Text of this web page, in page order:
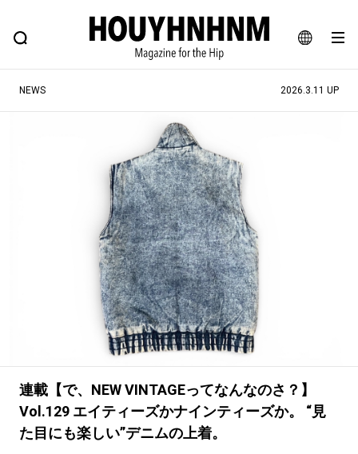
JA
EN
FEATURE BLOG SNAP
ヒップなファッション、カルチャー、ライフスタイルWEBマガジン
#SHOPPING ADDICT #憧れの逸品
#ESSENTIAL DESIGNS #古着サミット
#NEW VINTAGE #マイナーグッド図鑑
#路地裏てぃーん。 #MONTHLY JOURNAL
#GH 銘品の所以 #フイナムのYouTube
#Commune H #FOCUS IT #AH.H
#FASHION #MUSIC #MOVIE
#SNEAKER #OUTDOOR
#SPORTS #HANDSOME HANDBOOK
NEWS 2026.3.11 UP
連載【で、NEW VINTAGEってなんなのさ？】
Vol.129 エイティーズかナインティーズか。 “見
た目にも楽しい”デニムの上着。